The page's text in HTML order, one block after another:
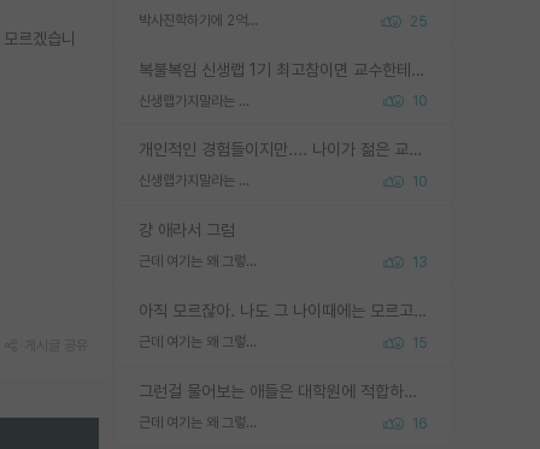
박사진학하기에 2억은 괜찮은 (?) 정도의 경제력인가요 25
복불복임 신생랩 1기 최고참이면 교수한테 직접 지도받는 시간이 매우 많음 제대로 된 교수라면 말이지 그게 아니라면 그냥 넌 해방 불가능한 노예 1호에 감점쓰레기통이 되는거고
신생랩가지말라는 이유가 있었구나 10
개인적인 경험들이지만.... 나이가 젊은 교수일수록 꼰대라는 가면을 쓴 채로 무례함을 행동하는 경우가 거의 90% 정도였음. 나이가 어린데 다른 또래들과 달리 명예, 권력, 재력까지 얻었으니 세상 다 가진 기분이겠지. 오히러 나이 든 교수들이 행동과 말을 더 조심하시더라.
신생랩가지말라는 이유가 있었구나 10
걍 애라서 그럼
근데 여기는 왜 그렇게 SPK를 물어보는거임? 13
아직 모르잖아. 나도 그 나이때에는 모르고 평가 받고 안심하고 싶었어.
근데 여기는 왜 그렇게 SPK를 물어보는거임? 15
그런걸 물어보는 애들은 대학원에 적합하지 않다
근데 여기는 왜 그렇게 SPK를 물어보는거임? 16
르겠습니